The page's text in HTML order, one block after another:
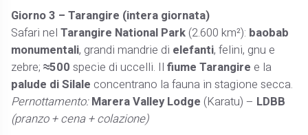
Giorno 3 – Tarangire (intera giornata)
Safari nelTarangire National Park (2.600 km²): baobab
monumentali, grandi mandrie di elefanti, felini, gnu e
zebre;≈500 specie di uccelli. Ilfiume Tarangire e la
palude di Silale concentrano la fauna in stagione secca.
Pernottamento:Marera Valley Lodge (Karatu) – LDBB
(pranzo + cena + colazione)